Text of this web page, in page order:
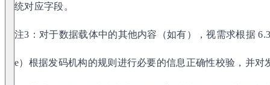
统对应字段。
注3：对于数据载体中的其他内容（如有），视需求根据
e）根据发码机构的规则进行必要的信息正确性校验，并对